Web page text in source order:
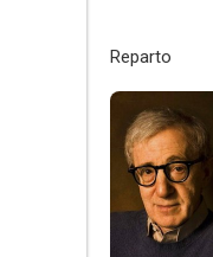
Reparto